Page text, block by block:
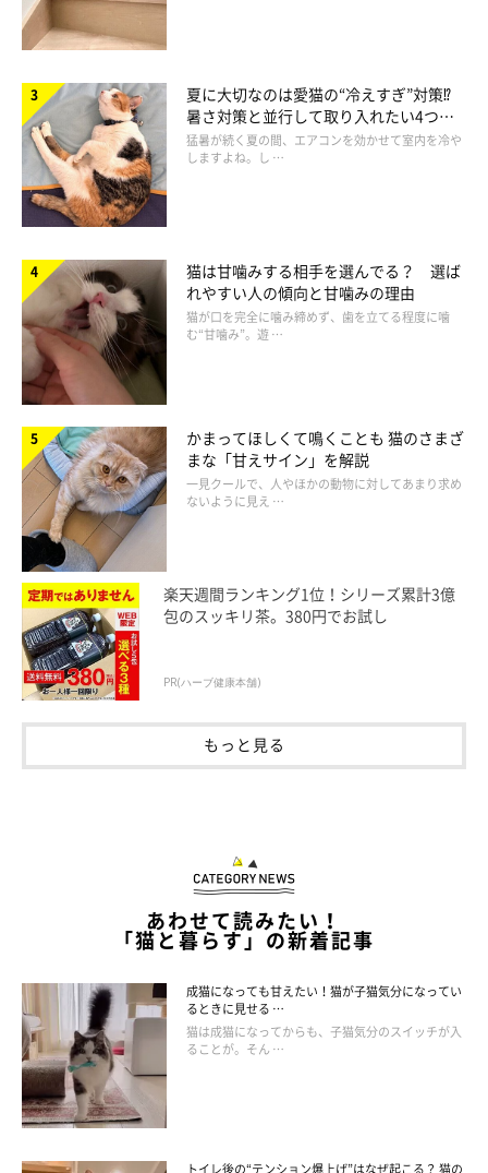
夏に大切なのは愛猫の“冷えすぎ”対策⁉
暑さ対策と並行して取り入れたい4つの
工夫
猛暑が続く夏の間、エアコンを効かせて室内を冷や
しますよね。し …
猫は甘噛みする相手を選んでる？ 選ば
れやすい人の傾向と甘噛みの理由
猫が口を完全に噛み締めず、歯を立てる程度に噛
む“甘噛み”。遊 …
かまってほしくて鳴くことも 猫のさまざ
まな「甘えサイン」を解説
一見クールで、人やほかの動物に対してあまり求め
ないように見え …
楽天週間ランキング1位！シリーズ累計3億
包のスッキリ茶。380円でお試し
PR(ハーブ健康本舗)
もっと見る
あわせて読みたい！
「猫と暮らす」の新着記事
成猫になっても甘えたい！猫が子猫気分になってい
るときに見せる …
猫は成猫になってからも、子猫気分のスイッチが入
ることが。そん …
トイレ後の“テンション爆上げ”はなぜ起こる？ 猫の